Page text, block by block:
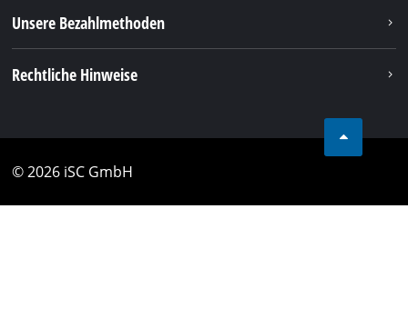
Unsere Bezahlmethoden
Rechtliche Hinweise
© 2026 iSC GmbH